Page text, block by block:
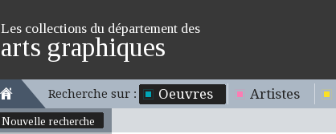
Les collections du département des
arts graphiques
Recherche sur : Oeuvres Artistes
Nouvelle recherche